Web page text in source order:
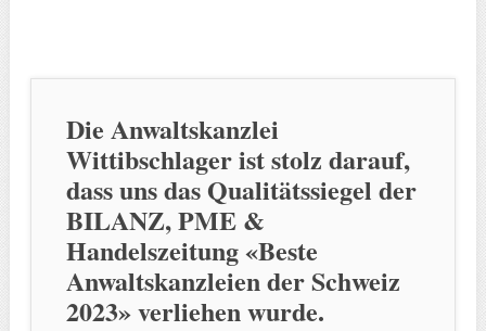
Die Anwaltskanzlei
Wittibschlager ist stolz darauf,
dass uns das Qualitätssiegel der
BILANZ, PME &
Handelszeitung «Beste
Anwaltskanzleien der Schweiz
2023» verliehen wurde.